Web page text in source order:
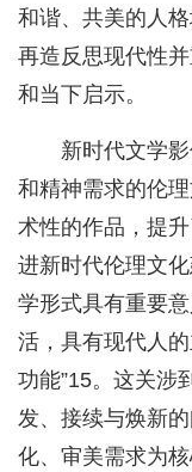
和谐、共美的人
再造反思现代性
和当下启示。
新时代文学
和精神需求的伦
术性的作品，提
进新时代伦理文
学形式具有重要
活，具有现代人
功能”15。这关涉
发、接续与焕新
化、审美需求为